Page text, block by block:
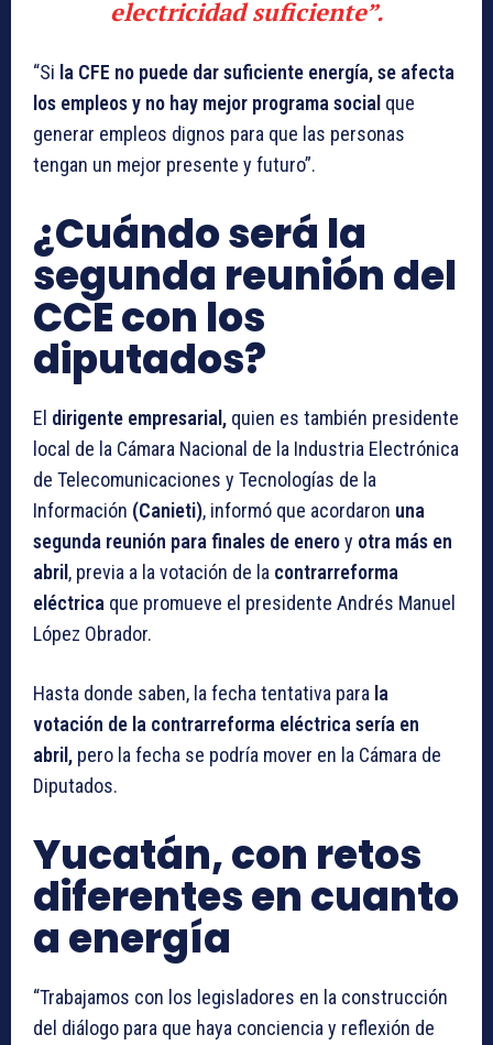
electricidad suficiente”.
“Si la CFE no puede dar suficiente energía, se afecta
los empleos y no hay mejor programa social que
generar empleos dignos para que las personas
tengan un mejor presente y futuro”.
¿Cuándo será la
segunda reunión del
CCE con los
diputados?
El dirigente empresarial, quien es también presidente
local de la Cámara Nacional de la Industria Electrónica
de Telecomunicaciones y Tecnologías de la
Información (Canieti), informó que acordaron una
segunda reunión para finales de eneroy otra más en
abril, previa a la votación de la contrarreforma
eléctrica que promueve el presidente Andrés Manuel
López Obrador.
Hasta donde saben, la fecha tentativa para la
votación de la contrarreforma eléctrica sería en
abril, pero la fecha se podría mover en la Cámara de
Diputados.
Yucatán, con retos
diferentes en cuanto
a energía
“Trabajamos con los legisladores en la construcción
del diálogo para que haya conciencia y reflexión de